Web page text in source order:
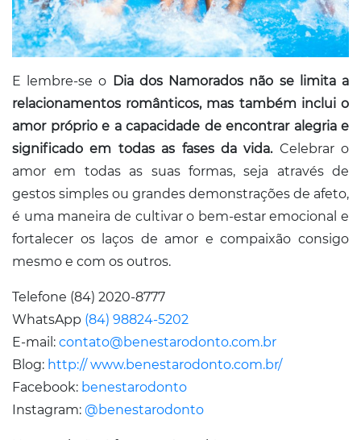
E lembre-se o Dia dos Namorados não se limita a
relacionamentos românticos, mas também inclui o
amor próprio e a capacidade de encontrar alegria e
significado em todas as fases da vida. Celebrar o
amor em todas as suas formas, seja através de
gestos simples ou grandes demonstrações de afeto,
é uma maneira de cultivar o bem-estar emocional e
fortalecer os laços de amor e compaixão consigo
mesmo e com os outros.
Telefone (84) 2020-8777
WhatsApp (84) 98824-5202
E-mail: contato@benestarodonto.com.br
Blog: http:// www.benestarodonto.com.br/
Facebook: benestarodonto
Instagram: @benestarodonto